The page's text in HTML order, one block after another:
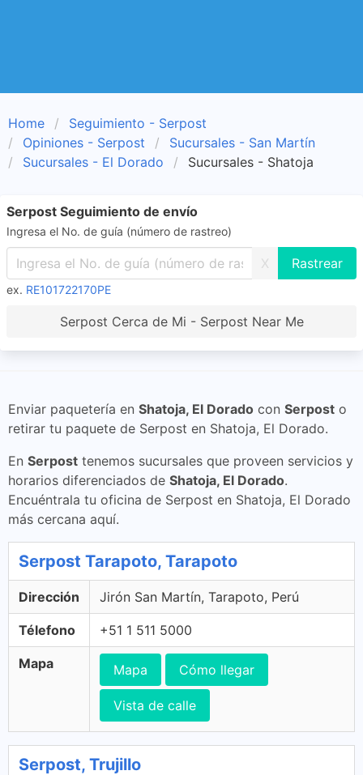
Home
Seguimiento - Serpost
Opiniones - Serpost
Sucursales - San Martín
Sucursales - El Dorado
Sucursales - Shatoja
Serpost Seguimiento de envío
Ingresa el No. de guía (número de rastreo)
X
ex. RE101722170PE
Serpost Cerca de Mi - Serpost Near Me
Enviar paquetería en Shatoja, El Dorado con Serpost o
retirar tu paquete de Serpost en Shatoja, El Dorado.
En Serpost tenemos sucursales que proveen servicios y
horarios diferenciados de Shatoja, El Dorado.
Encuéntrala tu oficina de Serpost en Shatoja, El Dorado
más cercana aquí.
Serpost Tarapoto, Tarapoto
Dirección Jirón San Martín, Tarapoto, Perú
Télefono +51 1 511 5000
Mapa Mapa Cómo llegar
Vista de calle
Serpost, Trujillo